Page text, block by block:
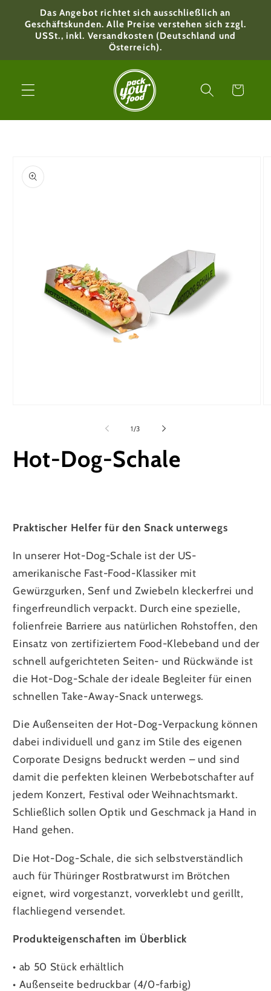
zum
Inhalt
Das Angebot richtet sich ausschließlich an
Geschäftskunden. Alle Preise verstehen sich zzgl.
USSt., inkl. Versandkosten (Deutschland und
Österreich).
Warenkorb
1/von
3
Hot-Dog-Schale
Praktischer Helfer für den Snack unterwegs
In unserer Hot-Dog-Schale ist der US-
amerikanische Fast-Food-Klassiker mit
Gewürzgurken, Senf und Zwiebeln kleckerfrei und
fingerfreundlich verpackt. Durch eine spezielle,
folienfreie Barriere aus natürlichen Rohstoffen, den
Einsatz von zertifiziertem Food-Klebeband und der
schnell aufgerichteten Seiten- und Rückwände ist
die Hot-Dog-Schale der ideale Begleiter für einen
schnellen Take-Away-Snack unterwegs.
Die Außenseiten der Hot-Dog-Verpackung können
dabei individuell und ganz im Stile des eigenen
Corporate Designs bedruckt werden – und sind
damit die perfekten kleinen Werbebotschafter auf
jedem Konzert, Festival oder Weihnachtsmarkt.
Schließlich sollen Optik und Geschmack ja Hand in
Hand gehen.
Die Hot-Dog-Schale, die sich selbstverständlich
auch für Thüringer Rostbratwurst im Brötchen
eignet, wird vorgestanzt, vorverklebt und gerillt,
flachliegend versendet.
Produkteigenschaften im Überblick
• ab 50 Stück erhältlich
• Außenseite bedruckbar (4/0-farbig)